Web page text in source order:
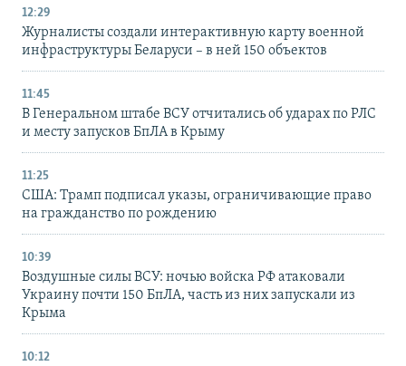
12:29
Журналисты создали интерактивную карту военной
инфраструктуры Беларуси – в ней 150 объектов
11:45
В Генеральном штабе ВСУ отчитались об ударах по РЛС
и месту запусков БпЛА в Крыму
11:25
США: Трамп подписал указы, ограничивающие право
на гражданство по рождению
10:39
Воздушные силы ВСУ: ночью войска РФ атаковали
Украину почти 150 БпЛА, часть из них запускали из
Крыма
10:12